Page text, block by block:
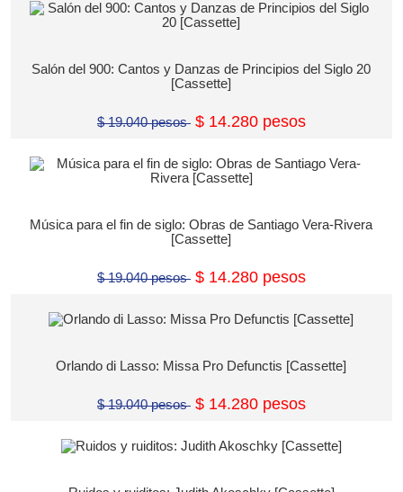
Salón del 900: Cantos y Danzas de Principios del Siglo 20
[Cassette]
$ 19.040 pesos $ 14.280 pesos
Música para el fin de siglo: Obras de Santiago Vera-Rivera
[Cassette]
$ 19.040 pesos $ 14.280 pesos
Orlando di Lasso: Missa Pro Defunctis [Cassette]
$ 19.040 pesos $ 14.280 pesos